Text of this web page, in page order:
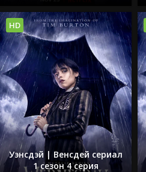
Уэнсдэй | Венсдей сериал
1 сезон 4 серия
HD